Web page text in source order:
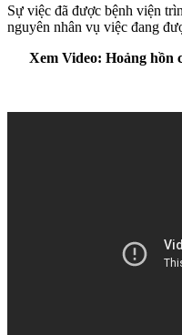
Sự việc đã được bệnh viện
nguyên nhân vụ việc đang
Xem Video: Hoảng hồn